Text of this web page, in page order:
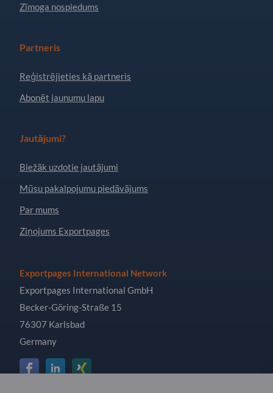
Zīmoga nospiedums
Partneris
Reģistrējieties kā partneris
Abonēt jaunumu lapu
Jautājumi?
Biežāk uzdotie jautājumi
Mūsu pakalpojumu piedāvājums
Par mums
Ziņojums Exportpages
Exportpages International Network
Exportpages International GmbH
Becker-Göring-Straße 15
76307 Karlsbad
Germany